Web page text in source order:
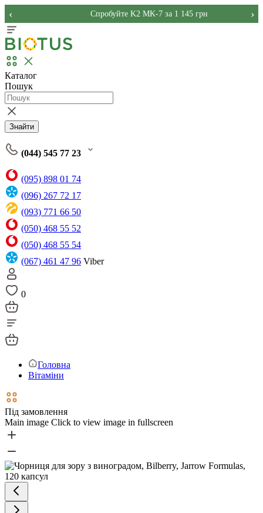
Спробуйте K2 MK-7 за 1 145 грн
‹ ›
Каталог
Пошук
Знайти
(044) 545 77 23
(095) 898 01 74
(096) 267 72 17
(093) 771 66 50
(050) 468 55 52
(050) 468 55 54
(067) 461 47 96 Viber
0
Головна
Вітаміни
Під замовлення
Main image Click to view image in fullscreen